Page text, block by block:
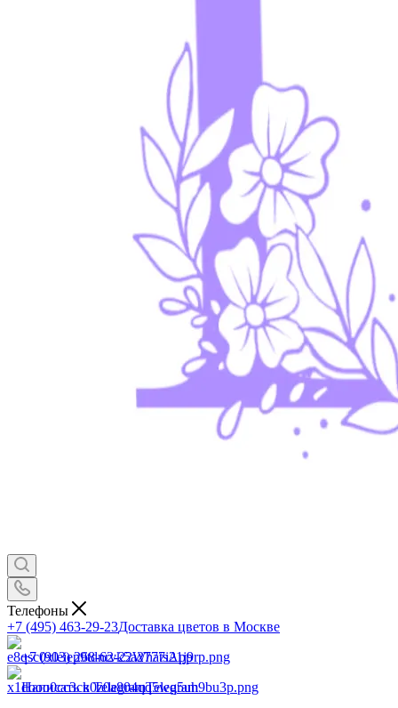
Телефоны
+7 (495) 463-29-23Доставка цветов в Москве
+7 (903) 268-62-22WhatsApp
Написать в TelegramTelegram